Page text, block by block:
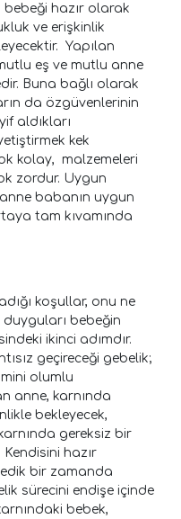
hazır olarak
ve erişkinlik
Yapılan
eş ve mutlu anne
Buna bağlı olarak
da özgüvenlerinin
aldıkları
kek
kolay, malzemeleri
zordur. Uygun
babanın uygun
tam kıvamında
koşullar, onu ne
bebeğin
ikinci adımdır.
geçireceği gebelik;
olumlu
anne, karnında
bekleyecek,
gereksiz bir
hazır
bir zamanda
sürecini endişe içinde
bebek,